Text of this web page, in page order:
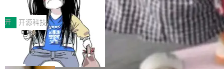
得住、用得稳、省得下、更安全！ 一、从现在开
始，Token使用一目...
q2Seq 和 DocAI 的共同发明人）以及 Oriol Vin
yals（Gemini 联合负责人，AlphaSta...
中文驱动的数字员工，自主理解需求、规划步
骤、编写代码。不挑模型、不挑平台，curl 一行
装完即用。 开源地址：Gitee · GitCode · GitHu
b 安装 支持 Java 8+（8~26）、macOS / Linu
x / Windows / Harmony PC。 # macOS / Linu
x / Harmony PC curl -fsSL https://solon.noea
价值潜能：华为云码道（CodeArts）
代码仓技术解析
一、代码仓深度理解技术的作用与价值 在软件工
程实践中，代码仓是企业核心知识资产的主要载
体。企业级代码仓库通常包含数十万乃至数百万
个文件，其规模远超单次模型调用可承载的上下
文窗口。随着项目规模的持续扩张与代码历史的
开 开源科技
一条“删库”命令跑 17 小时，算法工程
师删光 89TB 数据只为干私活
最高人民检察院8月4日公布了一起案件：北京一